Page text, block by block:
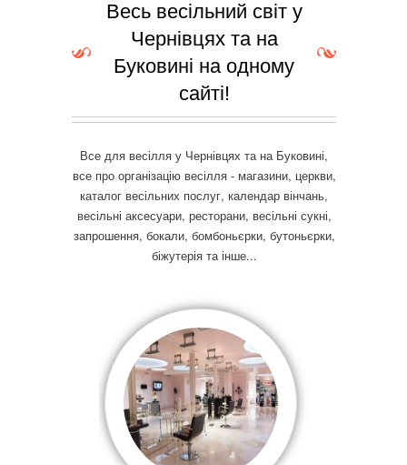
Весь весільний світ у
Чернівцях та на
Буковині на одному
сайті!
Все для весілля у Чернівцях та на Буковині,
все про організацію весілля - магазини, церкви,
каталог весільних послуг, календар вінчань,
весільні аксесуари, ресторани, весільні сукні,
запрошення, бокали, бомбоньєрки, бутоньєрки,
біжутерія та інше...